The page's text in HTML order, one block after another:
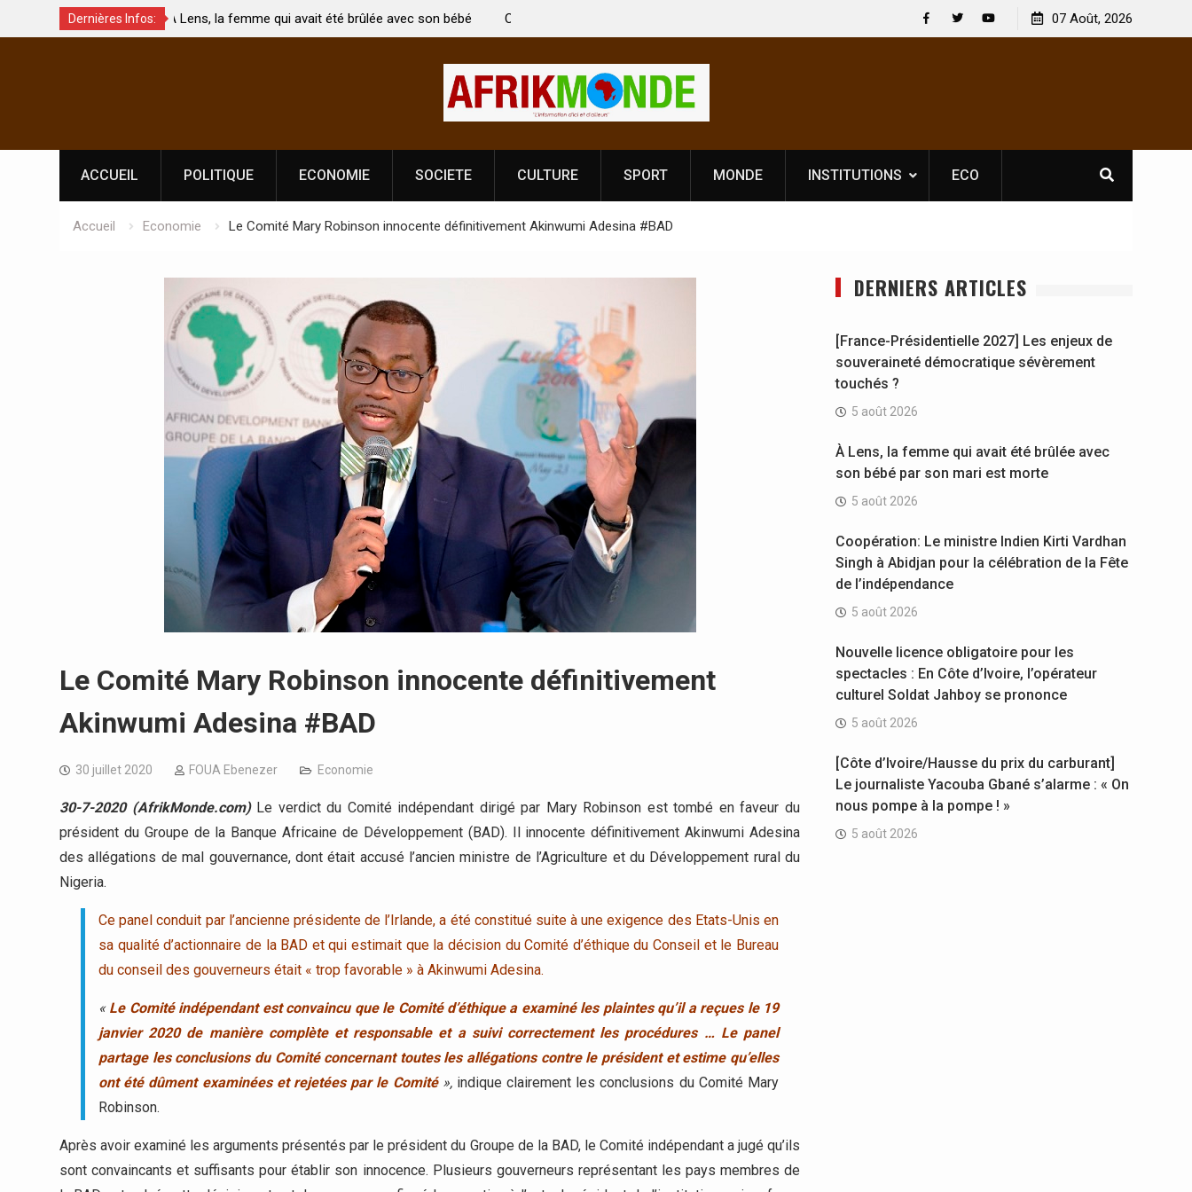
Dernières Infos:
qui avait été brûlée avec son bébé
morte
Coopération: Le ministre Indien Kirti Vardhan Singh à
Abidjan pour la célébration de la Fête de
Côte d’Ivoire, l’opérateur culturel Soldat Jahboy se
prononce
[France-Présidentielle 2027] Les enjeux de
souveraineté démocratique sévèrement
07 Août, 2026
ACCUEIL POLITIQUE ECONOMIE SOCIETE CULTURE SPORT MONDE INSTITUTIONS ECO
Accueil Economie Le Comité Mary Robinson innocente définitivement Akinwumi Adesina #BAD
Le Comité Mary Robinson innocente définitivement
Akinwumi Adesina #BAD
30 juillet 2020 FOUA Ebenezer Economie
30-7-2020 (AfrikMonde.com)Le verdict du Comité indépendant dirigé par Mary Robinson est tombé en faveur du
président du Groupe de la Banque Africaine de Développement (BAD). Il innocente définitivement Akinwumi Adesina
des allégations de mal gouvernance, dont était accusé l’ancien ministre de l’Agriculture et du Développement rural du
Nigeria.
Ce panel conduit par l’ancienne présidente de l’Irlande, a été constitué suite à une exigence des Etats-Unis en
sa qualité d’actionnaire de la BAD et qui estimait que la décision du Comité d’éthique du Conseil et le Bureau
du conseil des gouverneurs était « trop favorable » à Akinwumi Adesina.
« Le Comité indépendant est convaincu que le Comité d’éthique a examiné les plaintes qu’il a reçues le 19
janvier 2020 de manière complète et responsable et a suivi correctement les procédures … Le panel
partage les conclusions du Comité concernant toutes les allégations contre le président et estime qu’elles
ont été dûment examinées et rejetées par le Comité»,indique clairement les conclusions du Comité Mary
Robinson.
Après avoir examiné les arguments présentés par le président du Groupe de la BAD, le Comité indépendant a jugé qu’ils
sont convaincants et suffisants pour établir son innocence. Plusieurs gouverneurs représentant les pays membres de
DERNIERS ARTICLES
[France-Présidentielle 2027] Les enjeux de
souveraineté démocratique sévèrement
touchés ?
5 août 2026
À Lens, la femme qui avait été brûlée avec
son bébé par son mari est morte
5 août 2026
Coopération: Le ministre Indien Kirti Vardhan
Singh à Abidjan pour la célébration de la Fête
de l’indépendance
5 août 2026
Nouvelle licence obligatoire pour les
spectacles : En Côte d’Ivoire, l’opérateur
culturel Soldat Jahboy se prononce
5 août 2026
[Côte d’Ivoire/Hausse du prix du carburant]
Le journaliste Yacouba Gbané s’alarme : « On
nous pompe à la pompe ! »
5 août 2026